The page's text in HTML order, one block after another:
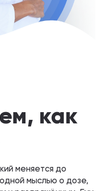
как
меняется до
мыслью о дозе,